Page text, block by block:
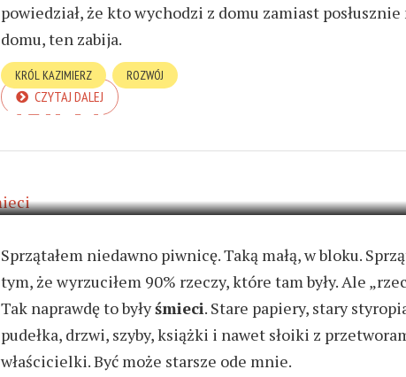
powiedział, że kto wychodzi z domu zamiast
domu, ten zabija.
CZYTAJ DALEJ
KRÓL KAZIMIERZ ROZWÓJ
ŚMIECI
Sprzątałem niedawno piwnicę. Taką małą, w bloku.
tym, że wyrzuciłem 90% rzeczy, które tam były. Ale
Tak naprawdę to byłyśmieci. Stare papiery, stary
pudełka, drzwi, szyby, książki i nawet słoiki z
właścicielki. Być może starsze ode mnie.